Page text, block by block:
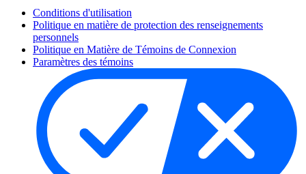
Conditions d'utilisation
Politique en matière de protection des renseignements
personnels
Politique en Matière de Témoins de Connexion
Paramètres des témoins